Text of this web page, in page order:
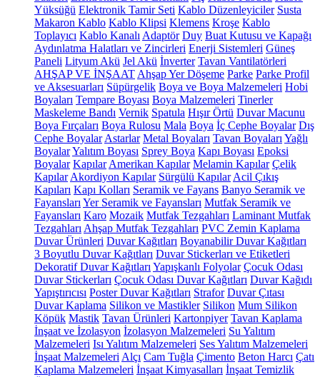
Yüksüğü Elektronik Tamir Seti Kablo Düzenleyiciler Susta
Makaron Kablo Kablo Klipsi Klemens Kroşe Kablo
Toplayıcı Kablo Kanalı Adaptör Duy Buat Kutusu ve Kapağı
Aydınlatma Halatları ve Zincirleri Enerji Sistemleri Güneş
Paneli Lityum Akü Jel Akü İnverter Tavan Vantilatörleri
AHŞAP VE İNŞAAT Ahşap Yer Döşeme Parke Parke Profil
ve Aksesuarları Süpürgelik Boya ve Boya Malzemeleri Hobi
Boyaları Tempare Boyası Boya Malzemeleri Tinerler
Maskeleme Bandı Vernik Spatula Hışır Örtü Duvar Macunu
Boya Fırçaları Boya Rulosu Mala Boya İç Cephe Boyalar Dış
Cephe Boyalar Astarlar Metal Boyaları Tavan Boyaları Yağlı
BoyalarYalıtım Boyası Sprey Boya Kapı Boyası Epoksi
Boyalar Kapılar Amerikan Kapılar Melamin Kapılar Çelik
Kapılar Akordiyon Kapılar Sürgülü Kapılar Acil Çıkış
Kapıları Kapı Kolları Seramik ve Fayans Banyo Seramik ve
Fayansları Yer Seramik ve Fayansları Mutfak Seramik ve
Fayansları Karo Mozaik Mutfak Tezgahları Laminant Mutfak
Tezgahları Ahşap Mutfak Tezgahları PVC Zemin Kaplama
Duvar Ürünleri Duvar Kağıtları Boyanabilir Duvar Kağıtları
3 Boyutlu Duvar Kağıtları Duvar Stickerları ve Etiketleri
Dekoratif Duvar Kağıtları Yapışkanlı Folyolar Çocuk Odası
Duvar Stickerları Çocuk Odası Duvar Kağıtları Duvar Kağıdı
Yapıştırıcısı Poster Duvar Kağıtları Strafor Duvar Çıtası
Duvar Kaplama Silikon ve Mastikler Silikon Mum Silikon
Köpük Mastik Tavan Ürünleri Kartonpiyer Tavan Kaplama
İnşaat ve İzolasyon İzolasyon Malzemeleri Su Yalıtım
Malzemeleri Isı Yalıtım Malzemeleri Ses Yalıtım Malzemeleri
İnşaat Malzemeleri Alçı Cam Tuğla Çimento Beton Harcı Çatı
Kaplama Malzemeleri İnşaat Kimyasalları İnşaat Temizlik